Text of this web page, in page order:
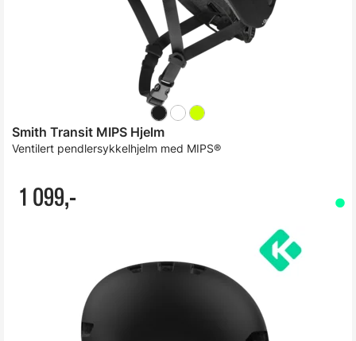
Smith Transit MIPS Hjelm
Ventilert pendlersykkelhjelm med MIPS®
1 099,-